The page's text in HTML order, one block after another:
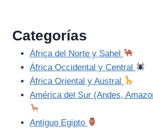
Categorías
África del Norte y Sahel
África Occidental y Central
África Oriental y Austral
América del Sur (Andes,
Antiguo Egipto